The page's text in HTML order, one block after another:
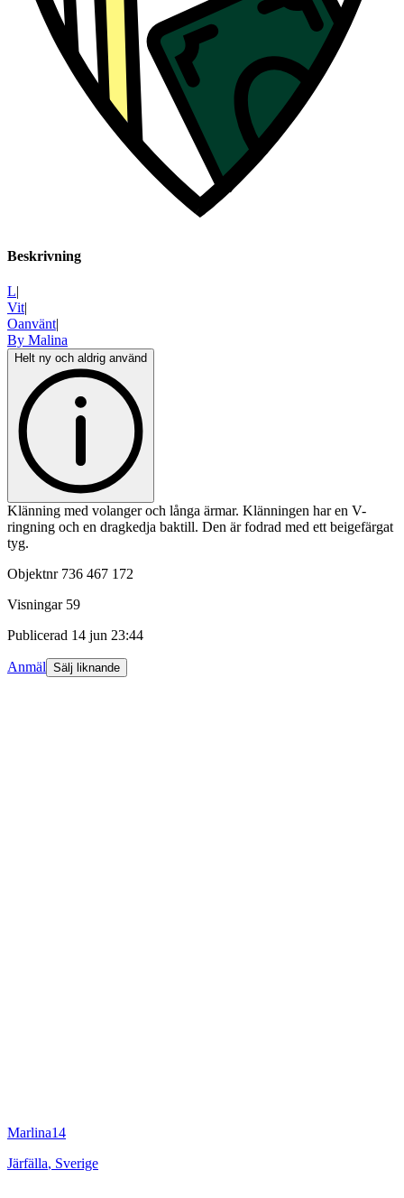
Beskrivning
L|
Vit|
Oanvänt|
By Malina
Helt ny och aldrig använd
Klänning med volanger och långa ärmar. Klänningen har en V-
ringning och en dragkedja baktill. Den är fodrad med ett beigefärgat
tyg.
Objektnr 736 467 172
Visningar 59
Publicerad 14 jun 23:44
Anmäl Sälj liknande
Marlina14
Järfälla, Sverige